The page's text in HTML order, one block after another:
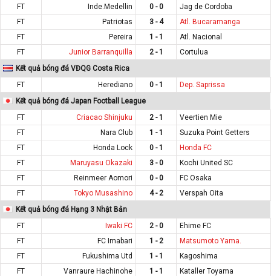
FT
Inde.Medellin 0 - 0
Jag de Cordoba
FT
Patriotas 3 - 4
Atl. Bucaramanga
FT
Pereira 1 - 1
Atl. Nacional
FT
Junior Barranquilla 2 - 1
Cortulua
Kết quả bóng đá VĐQG Costa Rica
FT
Herediano 0 - 1
Dep. Saprissa
Kết quả bóng đá Japan Football League
FT
Criacao Shinjuku 2 - 1
Veertien Mie
FT
Nara Club 1 - 1
Suzuka Point Getters
FT
Honda Lock 0 - 1
Honda FC
FT
Maruyasu Okazaki 3 - 0
Kochi United SC
FT
Reinmeer Aomori 0 - 0
FC Osaka
FT
Tokyo Musashino 4 - 2
Verspah Oita
Kết quả bóng đá Hạng 3 Nhật Bản
FT
Iwaki FC 2 - 0
Ehime FC
FT
FC Imabari 1 - 2
Matsumoto Yama.
FT
Fukushima Utd 1 - 1
Kagoshima
FT
Vanraure Hachinohe 1 - 1
Kataller Toyama